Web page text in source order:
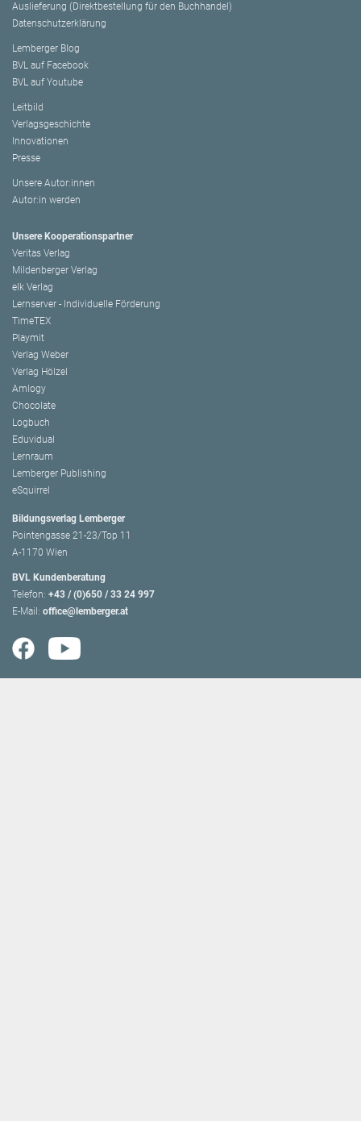
Auslieferung (Direktbestellung für den Buchhandel)
Datenschutzerklärung
Lemberger Blog
BVL auf Facebook
BVL auf Youtube
Leitbild
Verlagsgeschichte
Innovationen
Presse
Unsere Autor:innen
Autor:in werden
Unsere Kooperationspartner
Veritas Verlag
Mildenberger Verlag
elk Verlag
Lernserver - Individuelle Förderung
TimeTEX
Playmit
Verlag Weber
Verlag Hölzel
Amlogy
Chocolate
Logbuch
Eduvidual
Lernraum
Lemberger Publishing
eSquirrel
Bildungsverlag Lemberger
Pointengasse 21-23/Top 11
A-1170 Wien
BVL Kundenberatung
Telefon: +43 / (0)650 / 33 24 997
E-Mail: office@lemberger.at